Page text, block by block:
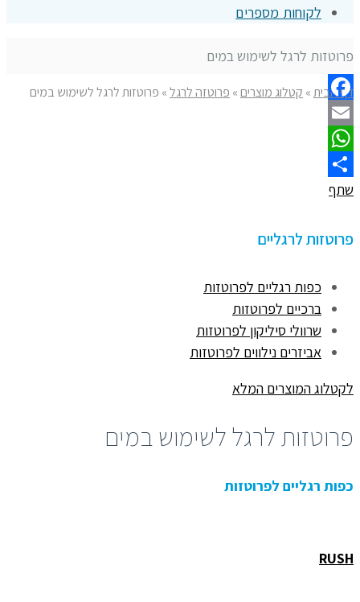
לקוחות מספרים
פרוטזות לרגל לשימוש במים
דף הבית» קטלוג מוצרים» פרוטזה לרגל» פרוטזות לרגל לשימוש במים
Facebook
Email
WhatsApp
שתף
פרוטזות לרגליים
כפות רגליים לפרוטזות
ברכיים לפרוטזות
שרוולי סיליקון לפרוטזות
אביזרים נילווים לפרוטזות
לקטלוג המוצרים המלא
פרוטזות לרגל לשימוש במים
כפות רגליים לפרוטזות
RUSH